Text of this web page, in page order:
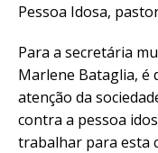
Pessoa Idosa,
Para a secretária
Marlene Bataglia, é
atenção da
contra a pessoa
trabalhar para esta